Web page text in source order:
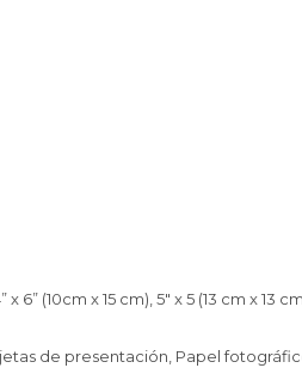
(10cm x 15 cm), 5" x 5 (13 cm x 13
de presentación, Papel